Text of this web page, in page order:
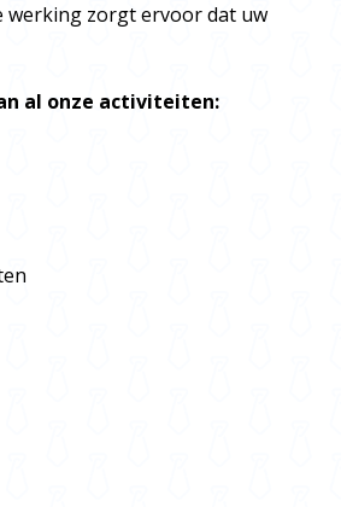
werking zorgt ervoor dat uw
al onze activiteiten: